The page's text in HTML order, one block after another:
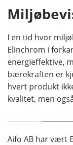
I en tid hvor
Elinchrom i
energieffektive,
bærekraften er
hvert produkt
kvalitet, men
Aifo AB har vært